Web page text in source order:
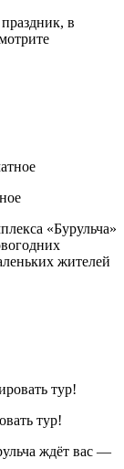
в
«Бурульча»
жителей
тур!
ждёт вас —